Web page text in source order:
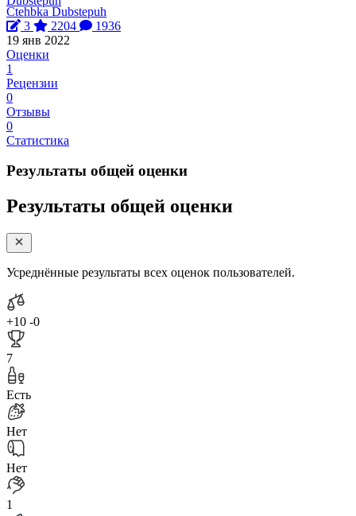
Ctehbka Dubstepuh
3
2204
1936
19 янв 2022
Оценки
1
Рецензии
0
Отзывы
0
Статистика
Результаты общей оценки
Результаты общей оценки
Усреднённые результаты всех оценок пользователей.
+10 -0
7
Есть
Нет
Нет
1